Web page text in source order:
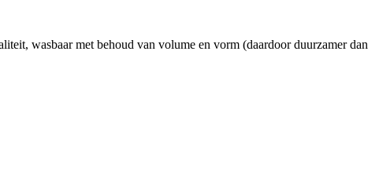
wasbaar met behoud van volume en vorm (daardoor duurzamer dan